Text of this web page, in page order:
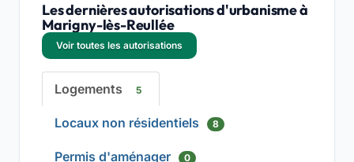
Les dernières autorisations d'urbanisme à
Marigny-lès-Reullée
Voir toutes les autorisations
Logements 5
Locaux non résidentiels 8
Permis d'aménager 0